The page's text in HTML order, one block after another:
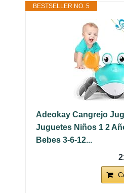
BESTSELLER NO. 5
Adeokay Cangrejo
Juguetes Niños 1 2
Bebes 3-6-12...